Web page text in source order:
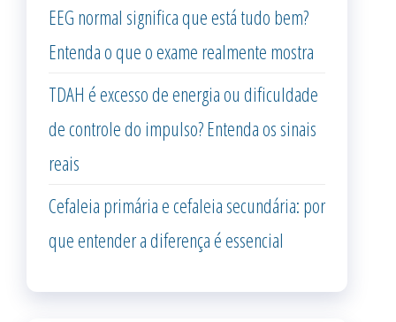
EEG normal significa que está tudo bem?
Entenda o que o exame realmente mostra
TDAH é excesso de energia ou dificuldade
de controle do impulso? Entenda os sinais
reais
Cefaleia primária e cefaleia secundária: por
que entender a diferença é essencial